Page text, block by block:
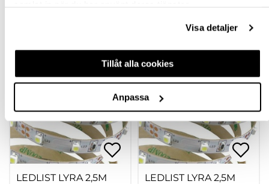
Visa detaljer
Tillåt alla cookies
Anpassa
LEDLIST LYRA 2,5M
-67%
LEDLIST LYRA 2,5M